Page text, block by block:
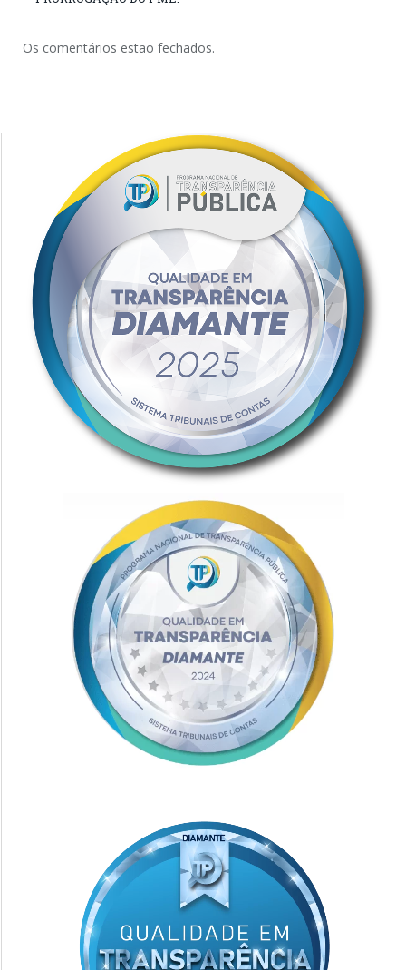
Os comentários estão fechados.